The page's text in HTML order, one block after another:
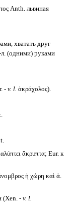
Anth. львиная
хватать друг
л. (одними) руками
- v. l. ἀκράχολος).
ἄκρυπτα; Eur. к
ἡ χώρη καὶ ἀ.
(Xen. - v. l.